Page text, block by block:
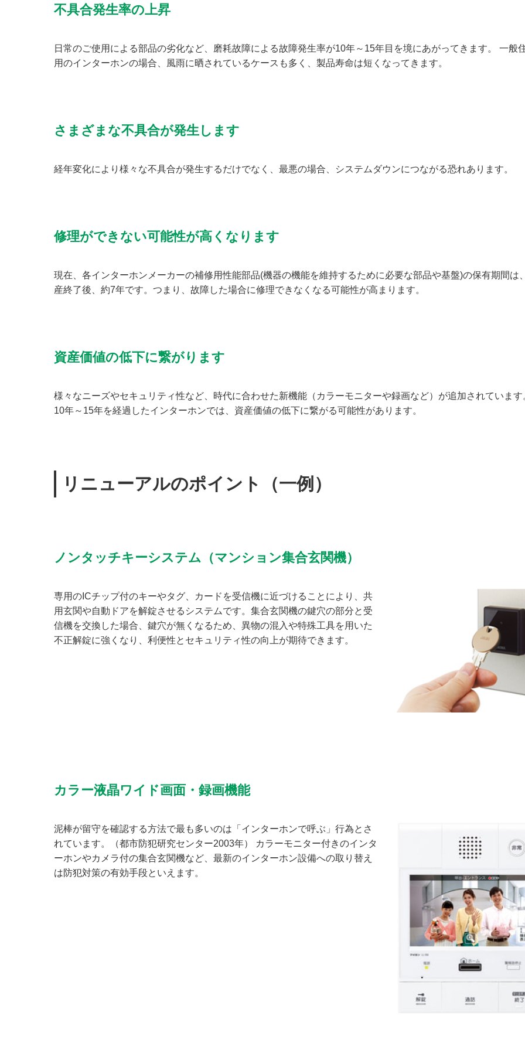
不具合発生率の上昇
日常のご使用による部品の劣化など、磨耗故障による故障発生率が10年～15年目を境にあがってきます。 一般
用のインターホンの場合、風雨に晒されているケースも多く、製品寿命は短くなってきます。
さまざまな不具合が発生します
経年変化により様々な不具合が発生するだけでなく、最悪の場合、システムダウンにつながる恐れあります。
修理ができない可能性が高くなります
現在、各インターホンメーカーの補修用性能部品(機器の機能を維持するために必要な部品や基盤)の保有期間は
産終了後、約7年です。つまり、故障した場合に修理できなくなる可能性が高まります。
資産価値の低下に繋がります
様々なニーズやセキュリティ性など、時代に合わせた新機能（カラーモニターや録画など）が追加されています
10年～15年を経過したインターホンでは、資産価値の低下に繋がる可能性があります。
リニューアルのポイント（一例）
ノンタッチキーシステム（マンション集合玄関機）
専用のICチップ付のキーやタグ、カードを受信機に近づけることにより、共
用玄関や自動ドアを解錠させるシステムです。集合玄関機の鍵穴の部分と受
信機を交換した場合、鍵穴が無くなるため、異物の混入や特殊工具を用いた
不正解錠に強くなり、利便性とセキュリティ性の向上が期待できます。
カラー液晶ワイド画面・録画機能
泥棒が留守を確認する方法で最も多いのは「インターホンで呼ぶ」行為とさ
れています。（都市防犯研究センター2003年） カラーモニター付きのインタ
ーホンやカメラ付の集合玄関機など、最新のインターホン設備への取り替え
は防犯対策の有効手段といえます。